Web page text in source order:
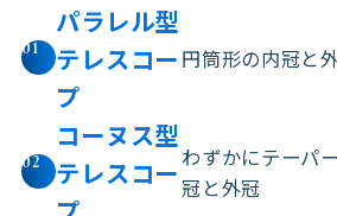
01
パラレル型
テレスコー
プ
円筒形の内冠と
02
コーヌス型
テレスコー わずかにテーパ
冠と外冠